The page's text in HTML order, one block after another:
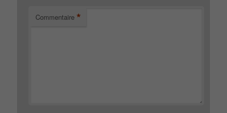
Commentaire *